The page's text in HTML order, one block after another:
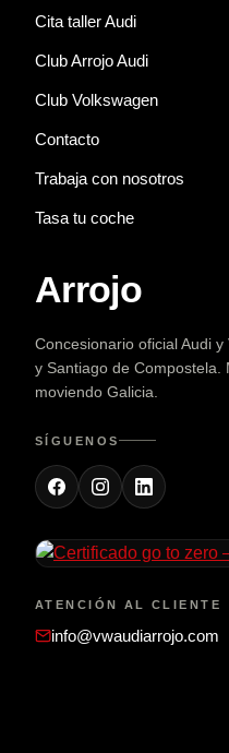
Cita taller Audi
Club Arrojo Audi
Club Volkswagen
Contacto
Trabaja con nosotros
Tasa tu coche
Arrojo
Concesionario oficial Audi y
y Santiago de Compostela.
moviendo Galicia.
SÍGUENOS
ATENCIÓN AL CLIENTE
info@vwaudiarrojo.com